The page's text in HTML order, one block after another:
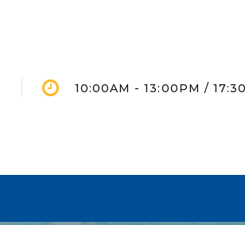
10:00AM - 13:00PM /